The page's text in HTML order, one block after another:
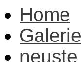
Home